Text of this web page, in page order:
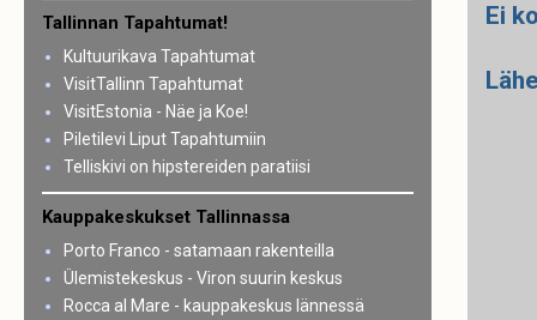
Ei
Tallinnan Tapahtumat!
Kultuurikava Tapahtumat
VisitTallinn Tapahtumat
VisitEstonia - Näe ja Koe!
Piletilevi Liput Tapahtumiin
Telliskivi on hipstereiden paratiisi
Kauppakeskukset Tallinnassa
Porto Franco - satamaan rakenteilla
Ülemistekeskus - Viron suurin keskus
Rocca al Mare - kauppakeskus lännessä